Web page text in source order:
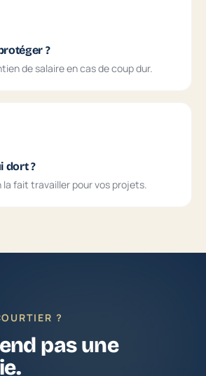
?
de salaire en cas de coup dur.
dort ?
la fait travailler pour vos projets.
?
pas une